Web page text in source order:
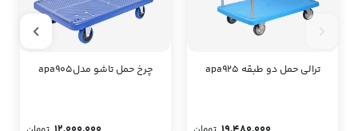
ترالی حمل دو طبقه apa925 چرخ حمل تاشو مدلapa905